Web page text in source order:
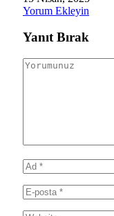
Yorum Ekleyin
Yanıt Bırak